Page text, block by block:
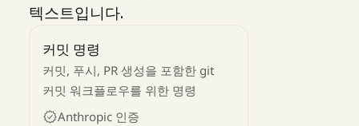
텍스트입니다.
커밋 명령
커밋, 푸시, PR 생성을 포함한 git
커밋 워크플로우를 위한 명령
Anthropic 인증